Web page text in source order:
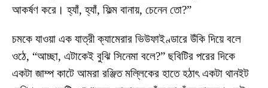
আকর্ষণ করে। হ্যাঁ, হ্যাঁ, ফিল্ম বানায়, চেনেন তো?”
চমকে যাওয়া এক যাত্রী ক্যামেরার ভিউফাইণ্ডারে উঁকি দিয়ে বলে
ওঠে, “আচ্ছা, এটাকেই বুঝি সিনেমা বলে?” ছবিটির পরের দিকে
একটা জাম্প কাটে আমরা রঞ্জিত মল্লিকের হাতে হঠাৎ একটা থানইট